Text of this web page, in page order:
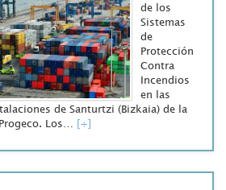
de los
Sistemas
de
Protección
Contra
Incendios
en las
de Santurtzi (Bizkaia) de la
Los… [+]